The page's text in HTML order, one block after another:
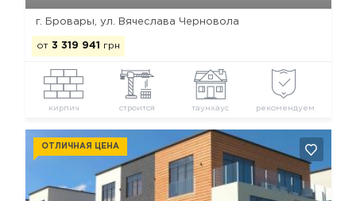
г. Бровары, ул. Вячеслава Черновола
от 3 319 941 грн
кирпич строится таунхаус рекомендуем
ОТЛИЧНАЯ ЦЕНА